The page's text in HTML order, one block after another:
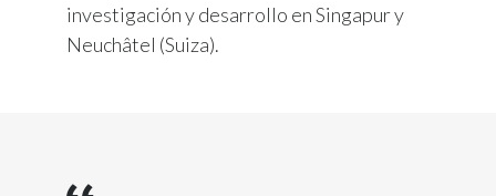
investigación y desarrollo en Singapur y
Neuchâtel (Suiza).​